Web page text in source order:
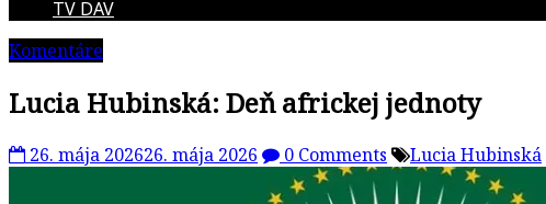
kultúrno-
politická
revue
TV DAV
Komentáre
Lucia Hubinská: Deň africkej jednoty
26. mája 202626. mája 2026 0 Comments Lucia Hubinská